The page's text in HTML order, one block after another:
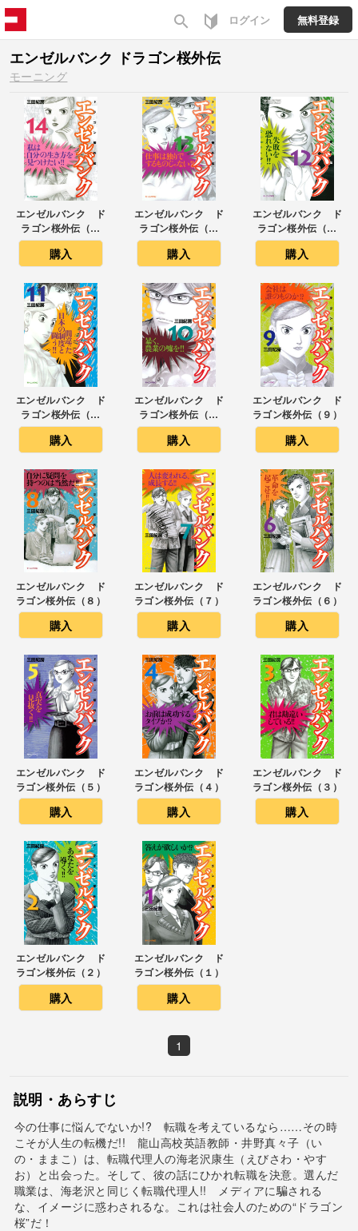
search ログイン 無料登録
エンゼルバンク ドラゴン桜外伝
モーニング
エンゼルバンク ド
ラゴン桜外伝（１
４）
購入
エンゼルバンク ド
ラゴン桜外伝（１
３）
購入
エンゼルバンク ド
ラゴン桜外伝（１
２）
購入
エンゼルバンク ド
ラゴン桜外伝（１
１）
購入
エンゼルバンク ド
ラゴン桜外伝（１
０）
購入
エンゼルバンク ド
ラゴン桜外伝（９）
購入
エンゼルバンク ド
ラゴン桜外伝（８）
購入
エンゼルバンク ド
ラゴン桜外伝（７）
購入
エンゼルバンク ド
ラゴン桜外伝（６）
購入
エンゼルバンク ド
ラゴン桜外伝（５）
購入
エンゼルバンク ド
ラゴン桜外伝（４）
購入
エンゼルバンク ド
ラゴン桜外伝（３）
購入
エンゼルバンク ド
ラゴン桜外伝（２）
購入
エンゼルバンク ド
ラゴン桜外伝（１）
購入
1
説明・あらすじ
今の仕事に悩んでないか!? 転職を考えているなら……その時
こそが人生の転機だ!! 龍山高校英語教師・井野真々子（い
の・ままこ）は、転職代理人の海老沢康生（えびさわ・やす
お）と出会った。そして、彼の話にひかれ転職を決意。選んだ
職業は、海老沢と同じく転職代理人!! メディアに騙される
な、イメージに惑わされるな。これは社会人のための“ドラゴン
桜”だ！